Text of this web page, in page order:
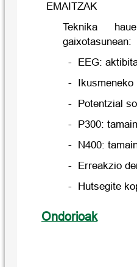
EMAITZAK
Teknika
gaixotasunean:
- EEG:
- Ikusmeneko
- Potentzial
- P300:
- N400:
- Erreakzio
- Hutsegite
Ondorioak